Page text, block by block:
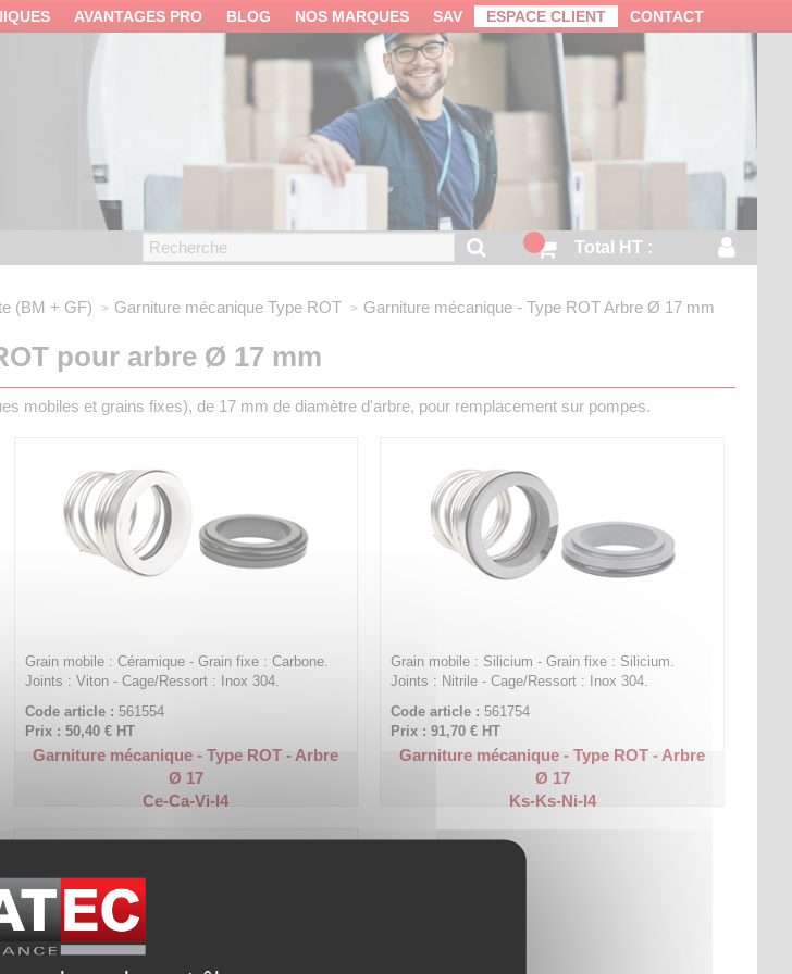
AVANTAGES PRO BLOG NOS MARQUES SAV ESPACE CLIENT CONTACT
Total HT :
(BM + GF) Garniture mécanique Type ROT Garniture mécanique - Type ROTArbre Ø 17 mm
pour arbre Ø 17 mm
mobiles et grains fixes), de 17 mm de diamètre d'arbre, pour remplacement sur pompes.
Grain mobile : Céramique - Grain fixe : Carbone.
Joints : Viton - Cage/Ressort : Inox 304.
Code article : 561554
Prix : 50,40 €HT
Garniture mécanique - Type ROT - Arbre
Ø 17
Ce-Ca-Vi-I4
Grain mobile : Silicium - Grain fixe : Silicium.
Joints : Nitrile - Cage/Ressort : Inox 304.
Code article : 561754
Prix : 91,70 € HT
Garniture mécanique - Type ROT - Arbre
Ø 17
Ks-Ks-Ni-I4